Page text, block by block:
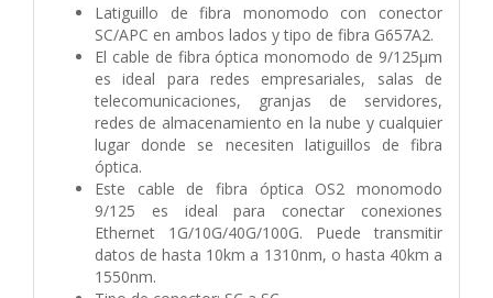
Latiguillo de fibra monomodo con conector
SC/APC en ambos lados y tipo de fibra G657A2.
El cable de fibra óptica monomodo de 9/125µm
es ideal para redes empresariales, salas de
telecomunicaciones, granjas de servidores,
redes de almacenamiento en la nube y cualquier
lugar donde se necesiten latiguillos de fibra
óptica.
Este cable de fibra óptica OS2 monomodo
9/125 es ideal para conectar conexiones
Ethernet 1G/10G/40G/100G. Puede transmitir
datos de hasta 10km a 1310nm, o hasta 40km a
1550nm.